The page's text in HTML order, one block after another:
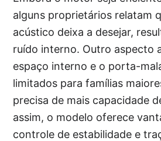
alguns proprietários relatam
acústico deixa a desejar,
ruído interno. Outro aspecto
espaço interno e o porta-
limitados para famílias
precisa de mais capacidade
assim, o modelo oferece
controle de estabilidade e